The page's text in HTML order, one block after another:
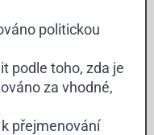
politickou
podle toho, zda je
za vhodné,
přejmenování